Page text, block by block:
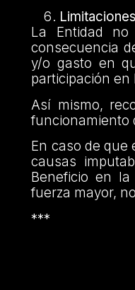
La Entidad
consecuencia
y/o gasto en
participación en
Así mismo,
funcionamiento
En caso de que
causas
Beneficio en
fuerza mayor,
***